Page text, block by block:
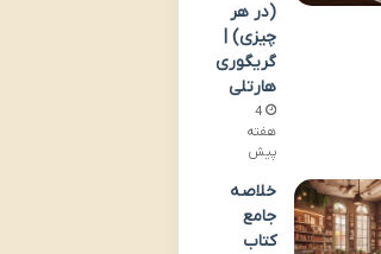
(در هر
چیزی) |
گریگوری
هارتلی
4
هفته
پیش
خلاصه
جامع
کتاب